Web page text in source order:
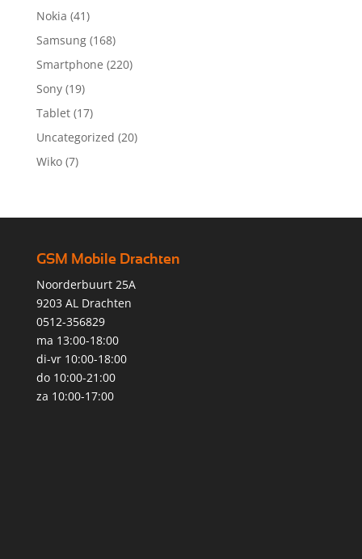
Nokia (41)
Samsung (168)
Smartphone (220)
Sony (19)
Tablet (17)
Uncategorized (20)
Wiko (7)
GSM Mobile Drachten
Noorderbuurt 25A
9203 AL Drachten
0512-356829
ma 13:00-18:00
di-vr 10:00-18:00
do 10:00-21:00
za 10:00-17:00